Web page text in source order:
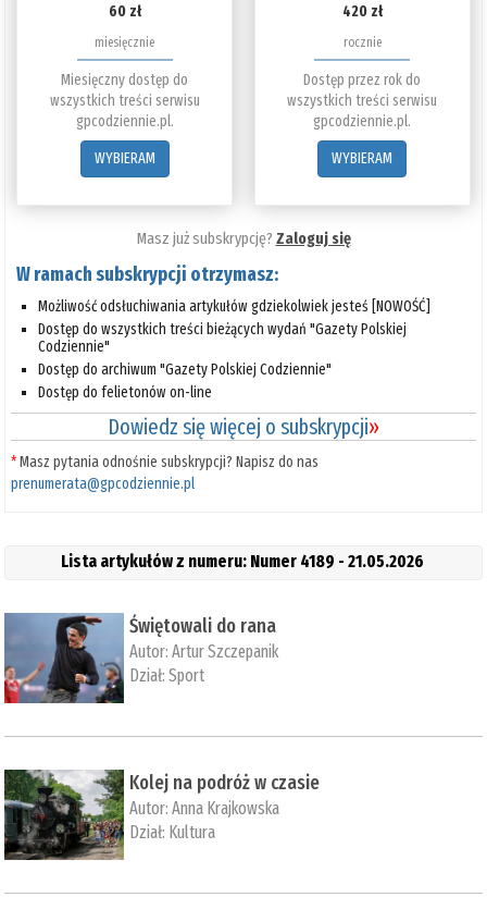
60 zł
miesięcznie
Miesięczny dostęp do
wszystkich treści serwisu
gpcodziennie.pl.
WYBIERAM
420 zł
rocznie
Dostęp przez rok do
wszystkich treści serwisu
gpcodziennie.pl.
WYBIERAM
Masz już subskrypcję? Zaloguj się
W ramach subskrypcji otrzymasz:
Możliwość odsłuchiwania artykułów gdziekolwiek jesteś [NOWOŚĆ]
Dostęp do wszystkich treści bieżących wydań "Gazety Polskiej
Codziennie"
Dostęp do archiwum "Gazety Polskiej Codziennie"
Dostęp do felietonów on-line
Dowiedz się więcej o subskrypcji»
*Masz pytania odnośnie subskrypcji? Napisz do nas
prenumerata@gpcodziennie.pl
Lista artykułów z numeru: Numer 4189 - 21.05.2026
Świętowali do rana
Autor:Artur Szczepanik
Dział:Sport
Kolej na podróż w czasie
Autor:Anna Krajkowska
Dział: Kultura